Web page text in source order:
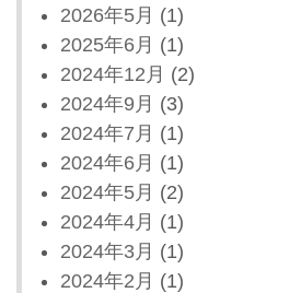
2026年5月 (1)
2025年6月 (1)
2024年12月 (2)
2024年9月 (3)
2024年7月 (1)
2024年6月 (1)
2024年5月 (2)
2024年4月 (1)
2024年3月 (1)
2024年2月 (1)